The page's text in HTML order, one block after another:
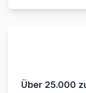
Über 25.000